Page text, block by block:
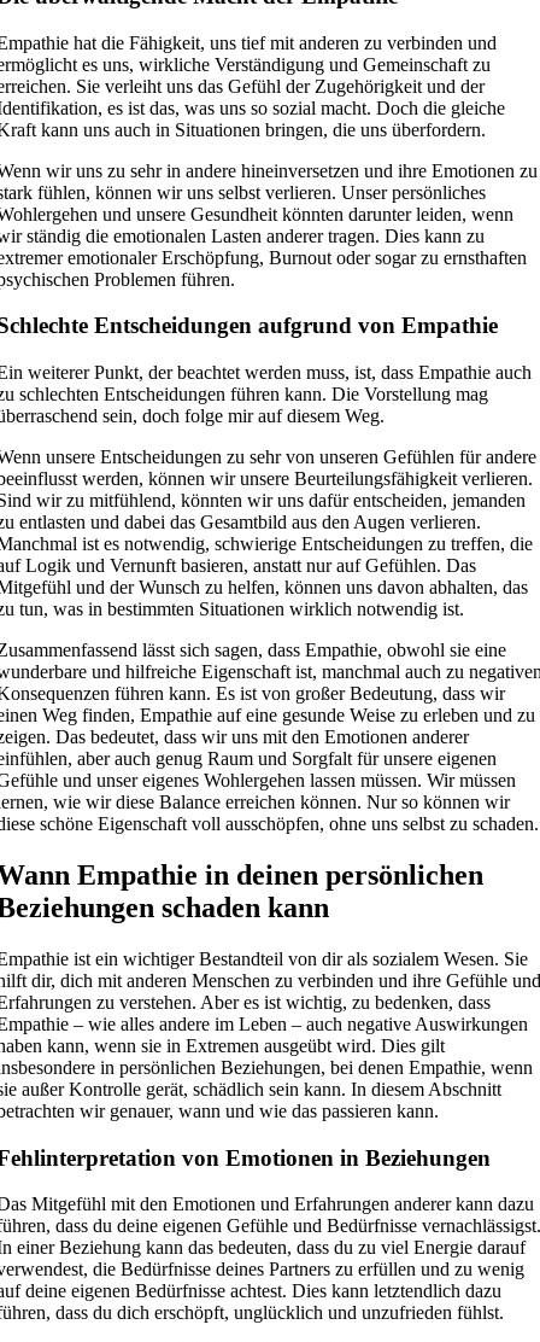
hat die Fähigkeit, uns tief mit anderen zu verbinden und
es uns, wirkliche Verständigung und Gemeinschaft zu
Sie verleiht uns das Gefühl der Zugehörigkeit und der
es ist das, was uns so sozial macht. Doch die gleiche
kann uns auch in Situationen bringen, die uns überfordern.
wir uns zu sehr in andere hineinversetzen und ihre Emotionen zu
fühlen, können wir uns selbst verlieren. Unser persönliches
und unsere Gesundheit könnten darunter leiden, wenn
ständig die emotionalen Lasten anderer tragen. Dies kann zu
emotionaler Erschöpfung, Burnout oder sogar zu ernsthaften
Problemen führen.
Entscheidungen aufgrund von Empathie
weiterer Punkt, der beachtet werden muss, ist, dass Empathie auch
schlechten Entscheidungen führen kann. Die Vorstellung mag
sein, doch folge mir auf diesem Weg.
unsere Entscheidungen zu sehr von unseren Gefühlen für andere
werden, können wir unsere Beurteilungsfähigkeit verlieren.
wir zu mitfühlend, könnten wir uns dafür entscheiden, jemanden
entlasten und dabei das Gesamtbild aus den Augen verlieren.
ist es notwendig, schwierige Entscheidungen zu treffen, die
Logik und Vernunft basieren, anstatt nur auf Gefühlen. Das
und der Wunsch zu helfen, können uns davon abhalten, das
tun, was in bestimmten Situationen wirklich notwendig ist.
lässt sich sagen, dass Empathie, obwohl sie eine
und hilfreiche Eigenschaft ist, manchmal auch zu
führen kann. Es ist von großer Bedeutung, dass wir
Weg finden, Empathie auf eine gesunde Weise zu erleben und zu
Das bedeutet, dass wir uns mit den Emotionen anderer
aber auch genug Raum und Sorgfalt für unsere eigenen
und unser eigenes Wohlergehen lassen müssen. Wir müssen
wie wir diese Balance erreichen können. Nur so können wir
schöne Eigenschaft voll ausschöpfen, ohne uns selbst zu schaden.
Empathie in deinen persönlichen
schaden kann
ist ein wichtiger Bestandteil von dir als sozialem Wesen. Sie
dir, dich mit anderen Menschen zu verbinden und ihre Gefühle
zu verstehen. Aber es ist wichtig, zu bedenken, dass
– wie alles andere im Leben – auch negative Auswirkungen
kann, wenn sie in Extremen ausgeübt wird. Dies gilt
in persönlichen Beziehungen, bei denen Empathie, wenn
außer Kontrolle gerät, schädlich sein kann. In diesem Abschnitt
wir genauer, wann und wie das passieren kann.
von Emotionen in Beziehungen
Mitgefühl mit den Emotionen und Erfahrungen anderer kann dazu
dass du deine eigenen Gefühle und Bedürfnisse
einer Beziehung kann das bedeuten, dass du zu viel Energie darauf
die Bedürfnisse deines Partners zu erfüllen und zu wenig
deine eigenen Bedürfnisse achtest. Dies kann letztendlich dazu
dass du dich erschöpft, unglücklich und unzufrieden fühlst.